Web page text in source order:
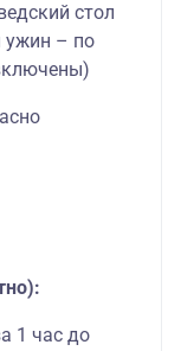
стол
ужин – по
1 час до